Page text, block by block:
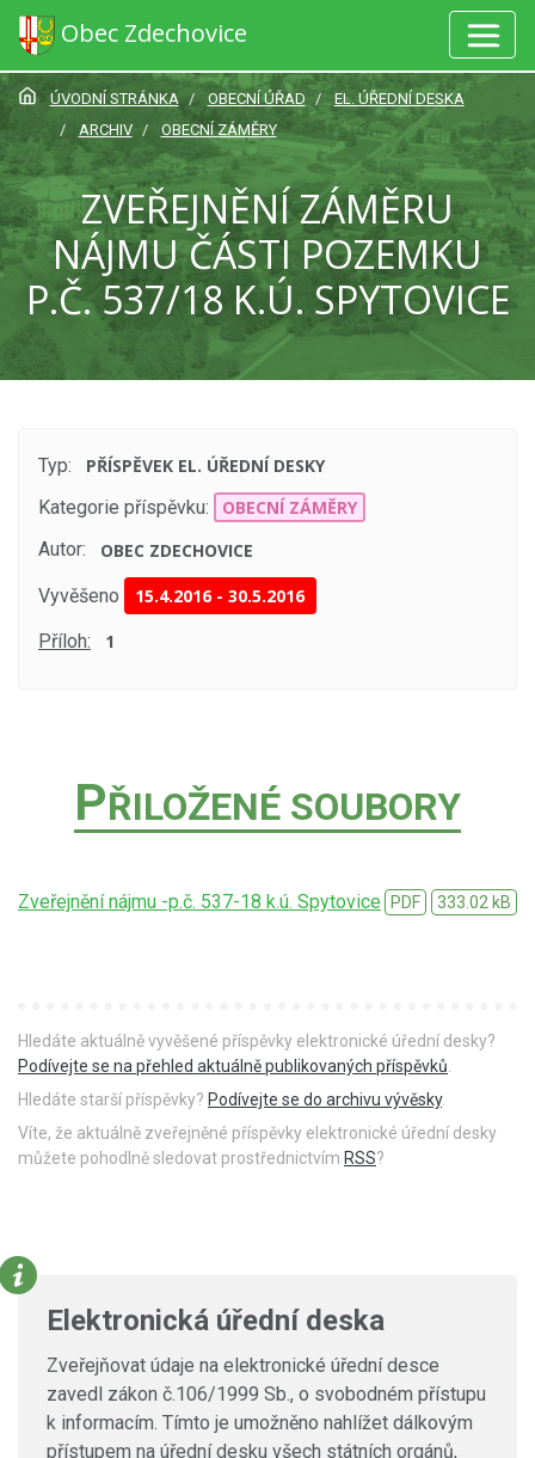
Obec Zdechovice
ÚVODNÍ STRÁNKA OBECNÍ ÚŘAD
EL. ÚŘEDNÍ DESKA
ARCHIV
OBECNÍ ZÁMĚRY
ZVEŘEJNĚNÍ ZÁMĚRU
NÁJMU ČÁSTI POZEMKU
P.Č. 537/18 K.Ú. SPYTOVICE
Typ:
PŘÍSPĚVEK EL. ÚŘEDNÍ DESKY
Kategorie příspěvku:
OBECNÍ ZÁMĚRY
Autor:
OBEC ZDECHOVICE
Vyvěšeno 15.4.2016-30.5.2016
Příloh: 1
PŘILOŽENÉ SOUBORY
Zveřejnění nájmu -p.č. 537-18 k.ú. Spytovice PDF 333.02 kB
Hledáte aktuálně vyvěšené příspěvky elektronické úřední desky?
Podívejte se na přehled aktuálně publikovaných příspěvků
Hledáte starší příspěvky? Podívejte se do archivu vývěsky.
Víte, že aktuálně zveřejněné příspěvky elektronické úřední desky
můžete pohodlně sledovat prostřednictvím RSS?
Elektronická úřední deska
Zveřejňovat údaje na elektronické úřední desce
zavedl zákon č.106/1999 Sb., o svobodném přístupu
k informacím. Tímto je umožněno nahlížet dálkovým
přístupem na úřední desku všech státních orgánů,